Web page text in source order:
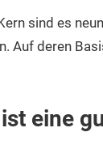
sind es
Auf deren
eine